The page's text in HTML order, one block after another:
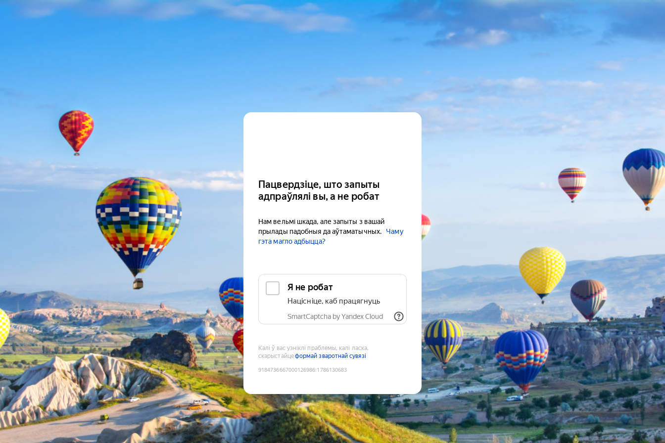
Пацвердзіце, што запыты
адпраўлялі вы, а не робат
Нам вельмі шкада, але запыты з вашай
прылады падобныя да аўтаматычных.
Чаму
гэта магло адбыцца?
Я не робат
Націсніце, каб працягнуць
SmartCaptcha by Yandex Cloud
Калі ў вас узніклі праблемы, калі ласка,
скарыстайцеформай зваротнай сувязі
9184736667000126986:1786130683